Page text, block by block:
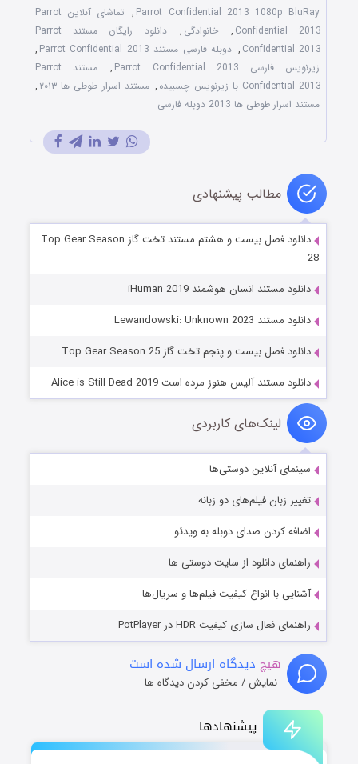
پیشنهادها
Parrot Confidential 2013 1080p BluRay
,
تماشای آنلاین Parrot
Confidential 2013
, خانوادگی ,
دانلود رایگان مستند Parrot
Confidential 2013
, دوبله فارسی مستند Parrot Confidential 2013
,
زیرنویس فارسی Parrot Confidential 2013
,
مستند Parrot
Confidential 2013 با زیرنویس چسبیده
, مستند اسرار طوطی‌ ها ۲۰۱۳
,
مستند اسرار طوطی‌ ها 2013 دوبله فارسی
مطالب پیشنهادی
دانلود فصل بیست و هشتم مستند تخت گاز Top Gear Season
28
دانلود مستند انسان هوشمند iHuman 2019
دانلود مستند Lewandowski: Unknown 2023
دانلود فصل بیست و پنجم تخت گاز Top Gear Season 25
دانلود مستند آلیس هنوز مرده است Alice is Still Dead 2019
لینک‌های کاربردی
سینمای آنلاین دوستی‌ها
تغییر زبان فیلم‌های دو زبانه
اضافه کردن صدای دوبله به ویدئو
راهنمای دانلود از سایت دوستی ها
آشنایی با انواع کیفیت فیلم‌ها و سریال‌ها
راهنمای فعال سازی کیفیت HDR در PotPlayer
هیچ دیدگاه ارسال شده است
نمایش / مخفی کردن دیدگاه ها